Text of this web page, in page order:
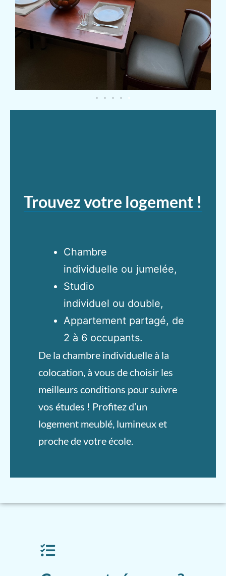
Trouvez votre logement !
Chambre
individuelle ou jumelée,
Studio
individuel ou double,
Appartement partagé, de
2 à 6 occupants.
De la chambre individuelle à la
colocation, à vous de choisir les
meilleurs conditions pour suivre
vos études ! Profitez d’un
logement meublé, lumineux et
proche de votre école.